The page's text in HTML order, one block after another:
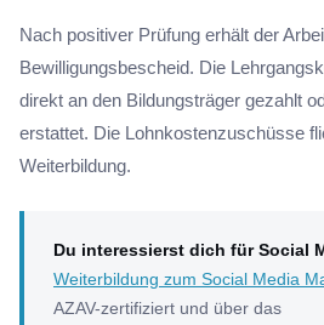
Nach positiver Prüfung erhält der
Bewilligungsbescheid. Die
direkt an den Bildungsträger gezahlt
erstattet. Die Lohnkostenzuschüsse
Weiterbildung.
Du interessierst dich für Social
Weiterbildung zum Social Media
AZAV-zertifiziert und über das